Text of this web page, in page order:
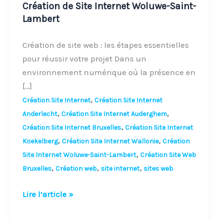
Création de Site Internet Woluwe-Saint-
Lambert
Création de site web : les étapes essentielles
pour réussir votre projet Dans un
environnement numérique où la présence en
[…]
Création Site Internet, Création Site Internet
Anderlecht, Création Site Internet Auderghem,
Création Site Internet Bruxelles, Création Site Internet
Koekelberg, Création Site Internet Wallonie, Création
Site Internet Woluwe-Saint-Lambert, Création Site Web
Bruxelles, Création web, site internet, sites web
Site
Woluwe-
Lambert
Lire l’article »